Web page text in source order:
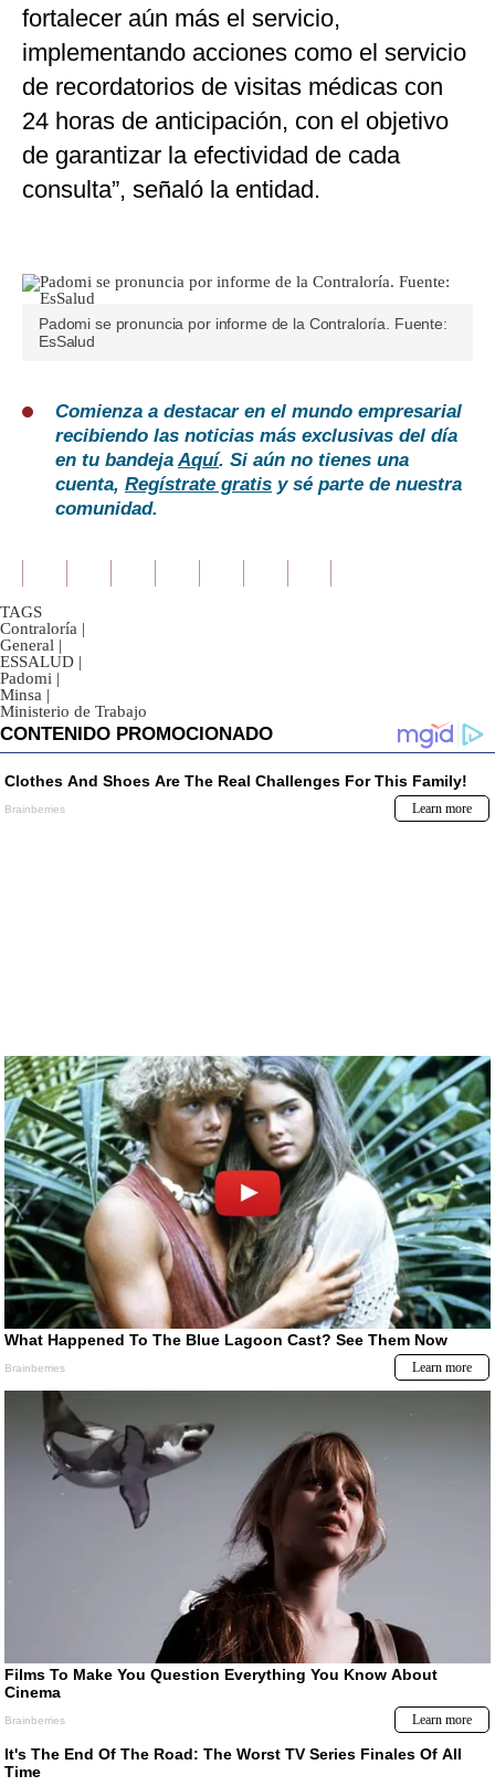
fortalecer aún más el servicio,
implementando acciones como el servicio
de recordatorios de visitas médicas con
24 horas de anticipación, con el objetivo
de garantizar la efectividad de cada
consulta”, señaló la entidad.
Padomi se pronuncia por informe de la Contraloría. Fuente:
EsSalud
Comienza a destacar en el mundo empresarial
recibiendo las noticias más exclusivas del día
en tu bandejaAquí. Si aún no tienes una
cuenta, Regístrate gratis y sé parte de nuestra
comunidad.
TAGS
Contraloría |
General |
ESSALUD |
Padomi |
Minsa |
Ministerio de Trabajo